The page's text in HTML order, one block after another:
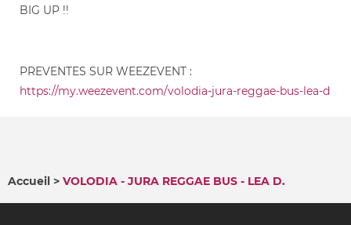
BIG UP !!
PREVENTES SUR WEEZEVENT :
https://my.weezevent.com/volodia-jura-reggae-bus-lea-d
Accueil VOLODIA - JURA REGGAE BUS - LEA D.